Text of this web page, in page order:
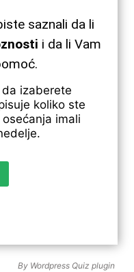
saznali da li
i da li Vam
izaberete
koliko ste
imali
By Wordpress Quiz plugin